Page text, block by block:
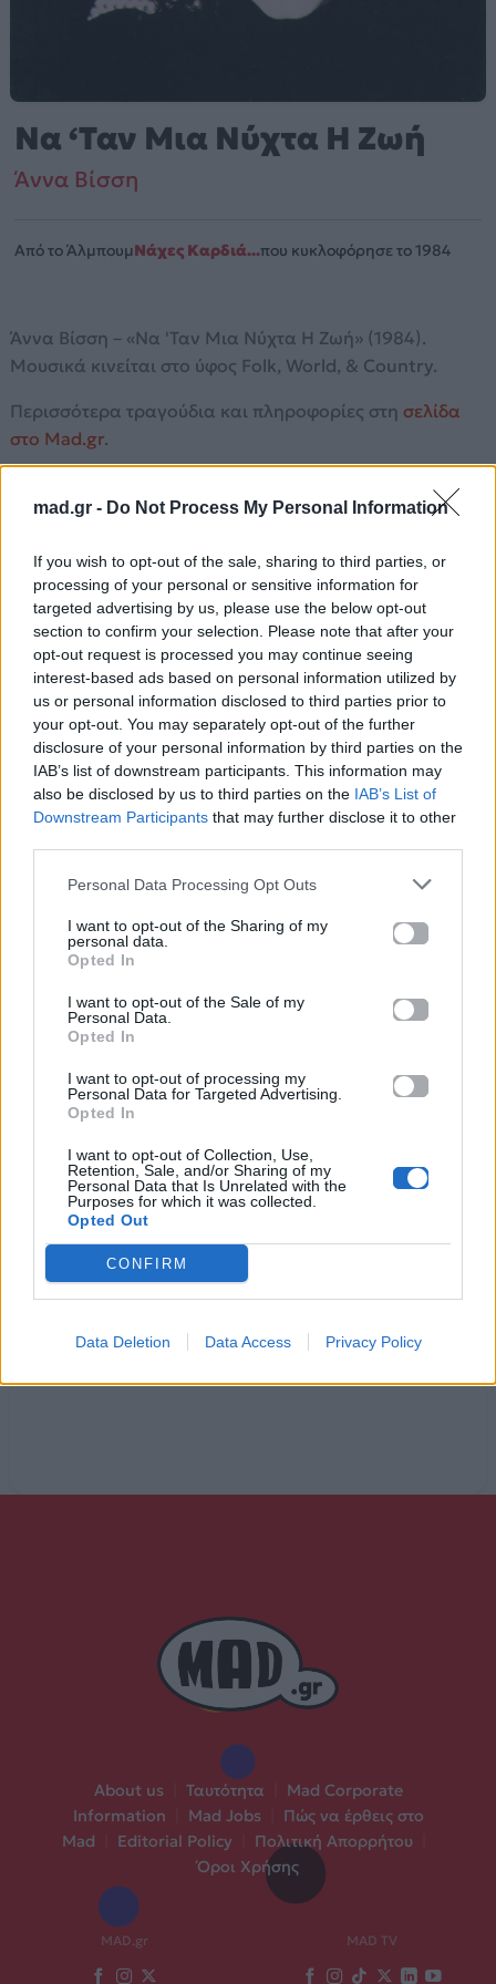
mad.gr - Do Not Process My Personal Information
If you wish to opt-out of the sale, sharing to third parties, or
processing of your personal or sensitive information for
targeted advertising by us, please use the below opt-out
section to confirm your selection. Please note that after your
opt-out request is processed you may continue seeing
interest-based ads based on personal information utilized by
us or personal information disclosed to third parties prior to
your opt-out. You may separately opt-out of the further
disclosure of your personal information by third parties on the
IAB’s list of downstream participants. This information may
also be disclosed by us to third parties on the IAB’s List of
Downstream Participants that may further disclose it to other
Personal Data Processing Opt Outs
I want to opt-out of the Sharing of my
personal data.
Opted In
I want to opt-out of the Sale of my
Personal Data.
Opted In
I want to opt-out of processing my
Personal Data for Targeted Advertising.
Opted In
I want to opt-out of Collection, Use,
Retention, Sale, and/or Sharing of my
Personal Data that Is Unrelated with the
Purposes for which it was collected.
Opted Out
CONFIRM
Data Deletion Data Access Privacy Policy
Να ‘Ταν Μια Νύχτα Η Ζωή
Άννα Βίσση
Από το ΆλμπουμΝάχες Καρδιά...που κυκλοφόρησε το 1984
Άννα Βίσση – «Να 'Ταν Μια Νύχτα Η Ζωή» (1984).
Μουσικά κινείται στο ύφος Folk, World, & Country.
Περισσότερα τραγούδια και πληροφορίες στη σελίδα
στο Mad.gr.
YouTube και στο Mad.gr.
Στίχοι
Νά `ταν μια νύχτα η ζωή
που θα τελειώσει το πρωί
πριν πεις αντίο
Το πιο γλυκό σου σ’ αγαπώ
νά `ταν μαχαίρι φονικό
για μας τους δυο
Νά `ταν μια νύχτα η ζωή
να μη σε χάσω
να την προφτάσω
Νά `ταν μια νύχτα η ζωή
Νά `ταν ο κόσμος μια σταλιά
να μη χωράει
Νά `σουν κοντά μου το πρωί
που με πονάει
Ακούστε στο Spotify
About us Ταυτότητα
Mad Corporate
Information
Mad Jobs
Πώς να έρθεις στο
Mad
Editorial Policy Πολιτική Απορρήτου
Όροι Χρήσης
MAD.gr MAD TV